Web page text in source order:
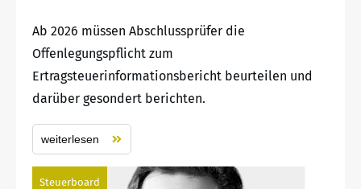
Ab 2026 müssen Abschlussprüfer die
Offenlegungspflicht zum
Ertragsteuerinformationsbericht beurteilen und
darüber gesondert berichten.
weiterlesen
Steuerboard